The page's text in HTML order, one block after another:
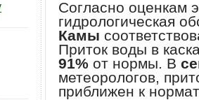
Согласно оценкам
гидрологическая
Камы
Приток воды в
91% от нормы. В
метеорологов,
приближен к